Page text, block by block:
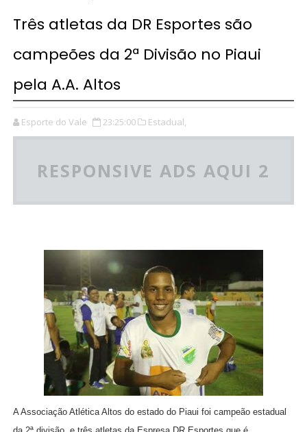
Três atletas da DR Esportes são
campeões da 2ª Divisão no Piaui
pela A.A. Altos
Esporte do Vale 23:25:00 Estadual,
RESPONSIVE ADS AQUI 2
A Associação Atlética Altos do estado do Piaui foi campeão estadual